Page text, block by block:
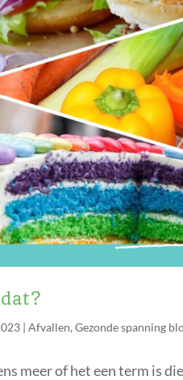
|Afvallen,Gezonde spanning
meer of het een term is